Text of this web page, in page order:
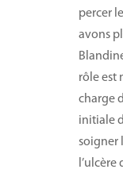
percer
avons
rôle est
charge
initiale
soigner